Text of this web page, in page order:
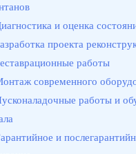
и оценка
проекта
работы
современного
работы и
и